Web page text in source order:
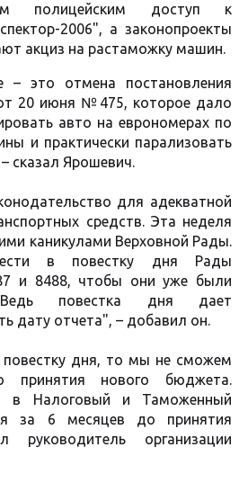
полицейским доступ к
2006", а законопроекты
акциз на растаможку машин.
– это отмена постановления
20 июня №475, которое дало
авто на еврономерах по
и практически парализовать
сказал Ярошевич.
для адекватной
средств. Эта неделя
каникулами Верховной Рады.
в повестку дня Рады
и 8488, чтобы они уже были
Ведь повестка дня дает
дату отчета", – добавил он.
дня, то мы не сможем
принятия нового бюджета.
в Налоговый и Таможенный
за 6 месяцев до принятия
организации